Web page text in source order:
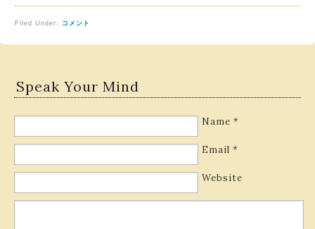
Filed Under: コメント
Speak Your Mind
Name *
Email *
Website